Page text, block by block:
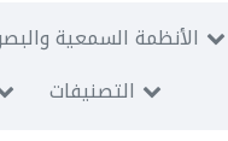
الأنظمة السمعية
التصنيفات